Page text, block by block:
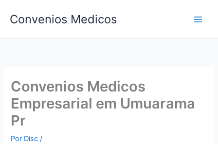
para
conteúdo
Convenios Medicos
Convenios Medicos
Empresarial em Umuarama
Pr
Por Disc/